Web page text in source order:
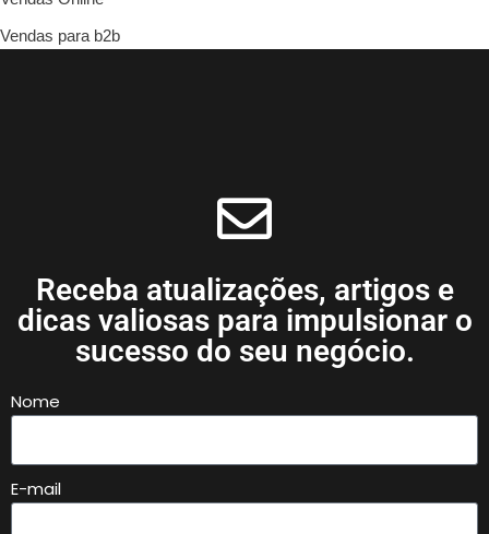
Vendas para b2b
Receba atualizações, artigos e
dicas valiosas para impulsionar o
sucesso do seu negócio.
Nome
E-mail